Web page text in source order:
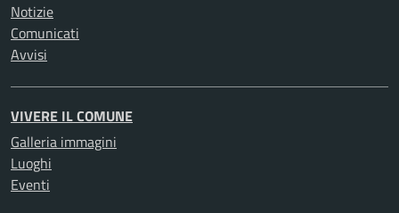
Notizie
Comunicati
Avvisi
VIVERE IL COMUNE
Galleria immagini
Luoghi
Eventi